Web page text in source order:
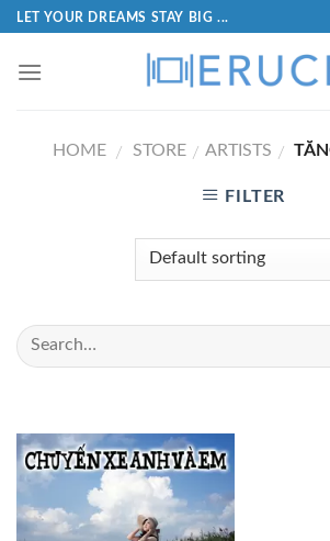
LET YOUR DREAMS STAY BIG ...
HOME / STORE / ARTISTS /
FILTER